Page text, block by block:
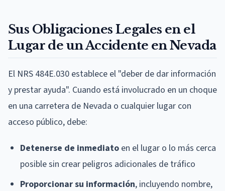
Sus Obligaciones Legales en el
Lugar de un Accidente en Nevada
El NRS 484E.030 establece el "deber de dar información
y prestar ayuda". Cuando está involucrado en un choque
en una carretera de Nevada o cualquier lugar con
acceso público, debe:
Detenerse de inmediato en el lugar o lo más cerca
posible sin crear peligros adicionales de tráfico
Proporcionar su información, incluyendo nombre,